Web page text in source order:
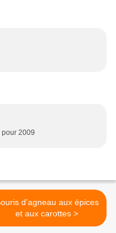
pour 2009
d'agneau aux épices
et aux carottes >